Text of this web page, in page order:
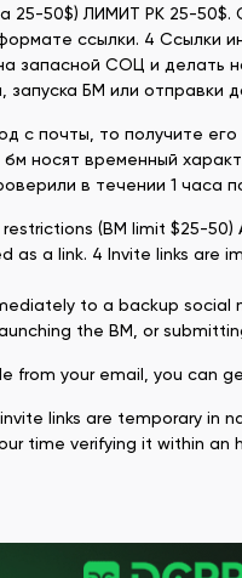
25-50$) ЛИМИТ РК 25-50$.
ссылки. 4 Ссылки
запасной СОЦ и делать
запуска БМ или отправки
с почты, то получите
носят временный
в течении 1 часа
(BM limit $25-
as a link. 4 Invite links
to a backup social
the BM, or
from your email, you can
links are temporary in
time verifying it within an